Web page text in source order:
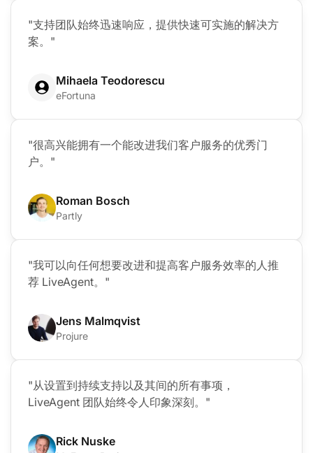
"支持团队始终迅速响应，提供快速可实施的解决方
案。"
Mihaela Teodorescu
eFortuna
"很高兴能拥有一个能改进我们客户服务的优秀门
户。"
Roman Bosch
Partly
"我可以向任何想要改进和提高客户服务效率的人推
荐 LiveAgent。"
Jens Malmqvist
Projure
"从设置到持续支持以及其间的所有事项，
LiveAgent 团队始终令人印象深刻。"
Rick Nuske